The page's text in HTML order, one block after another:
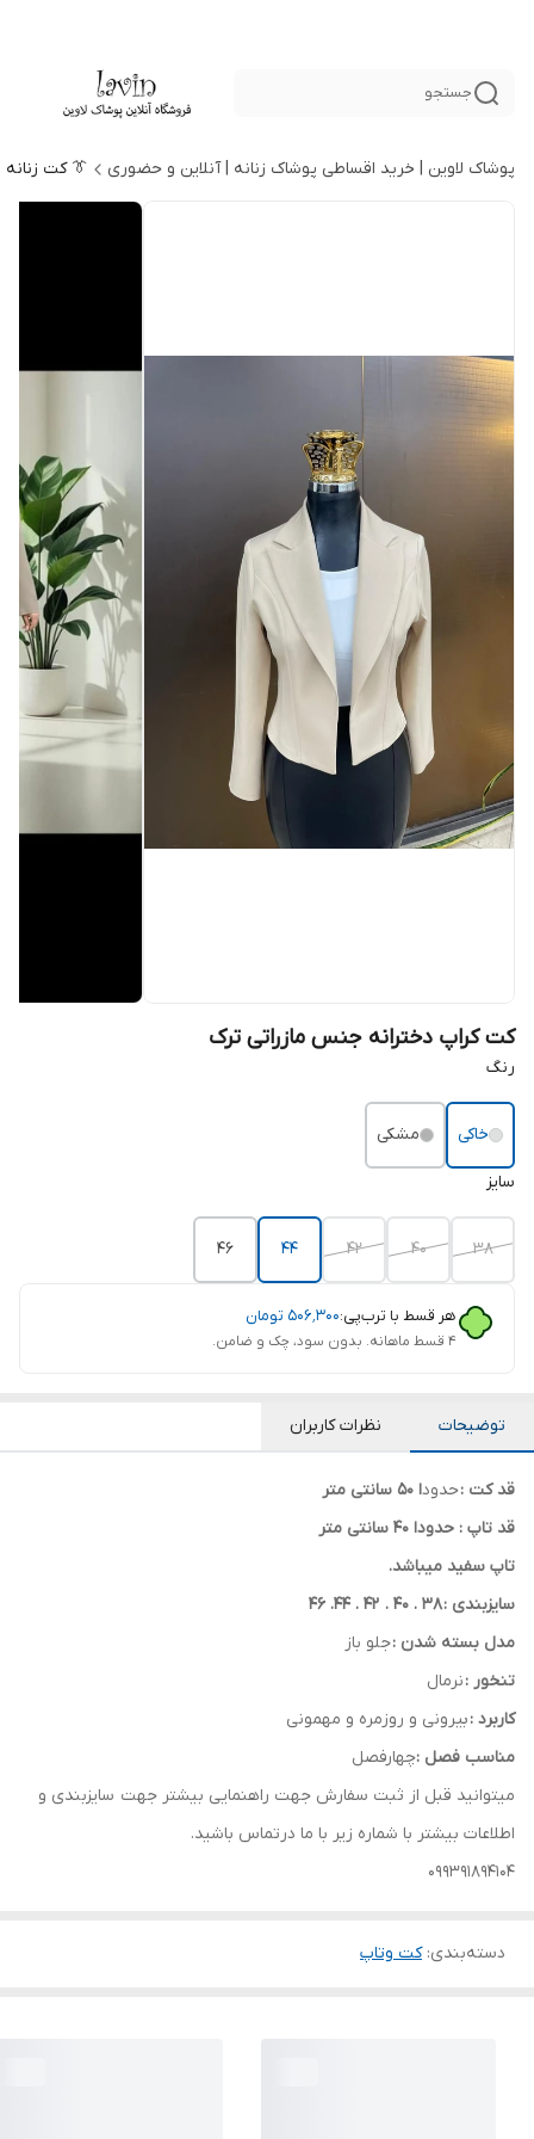
جستجو
پوشاک لاوین | خرید اقساطی پوشاک زنانه | آنلاین و حضوری 👔 کت زنانه
کت کراپ دخترانه جنس مازراتی ترک
رنگ
خاکی مشکی
سایز
38
40
42
44
46
هر قسط با ترب‌پی:۵۰۶٬۳۰۰ تومان
۴ قسط ماهانه. بدون سود، چک و ضامن.
توضیحات نظرات کاربران
قد کت :حدودا 50 سانتی متر
قد تاپ : حدودا 40 سانتی متر
تاپ سفید میباشد.
سایزبندی :38 . 40 . 42 . 44. 46
مدل بسته شدن :جلو باز
تنخور :نرمال
کاربرد :بیرونی و روزمره و مهمونی
مناسب فصل :چهارفصل
میتوانید قبل از ثبت سفارش جهت راهنمایی بیشتر جهت سایزبندی و
اطلاعات بیشتر با شماره زیر با ما درتماس باشید.
099391894104
دسته‌بندی:کت وتاپ